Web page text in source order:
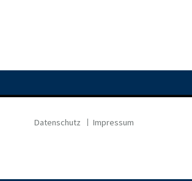
Datenschutz Impressum